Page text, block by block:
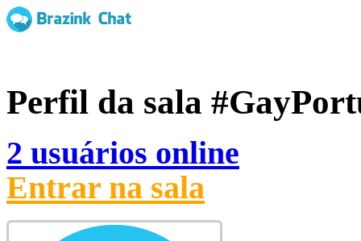
Perfil da sala
2 usuários online
Entrar na sala